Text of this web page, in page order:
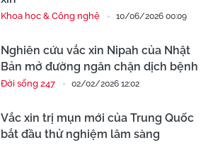
Khoa học & Công nghệ 10/06/2026 00:09
Nghiên cứu vắc xin Nipah của Nhật
Bản mở đường ngăn chặn dịch bệnh
Đời sống 247 02/02/2026 12:02
Vắc xin trị mụn mới của Trung Quốc
bắt đầu thử nghiệm lâm sàng